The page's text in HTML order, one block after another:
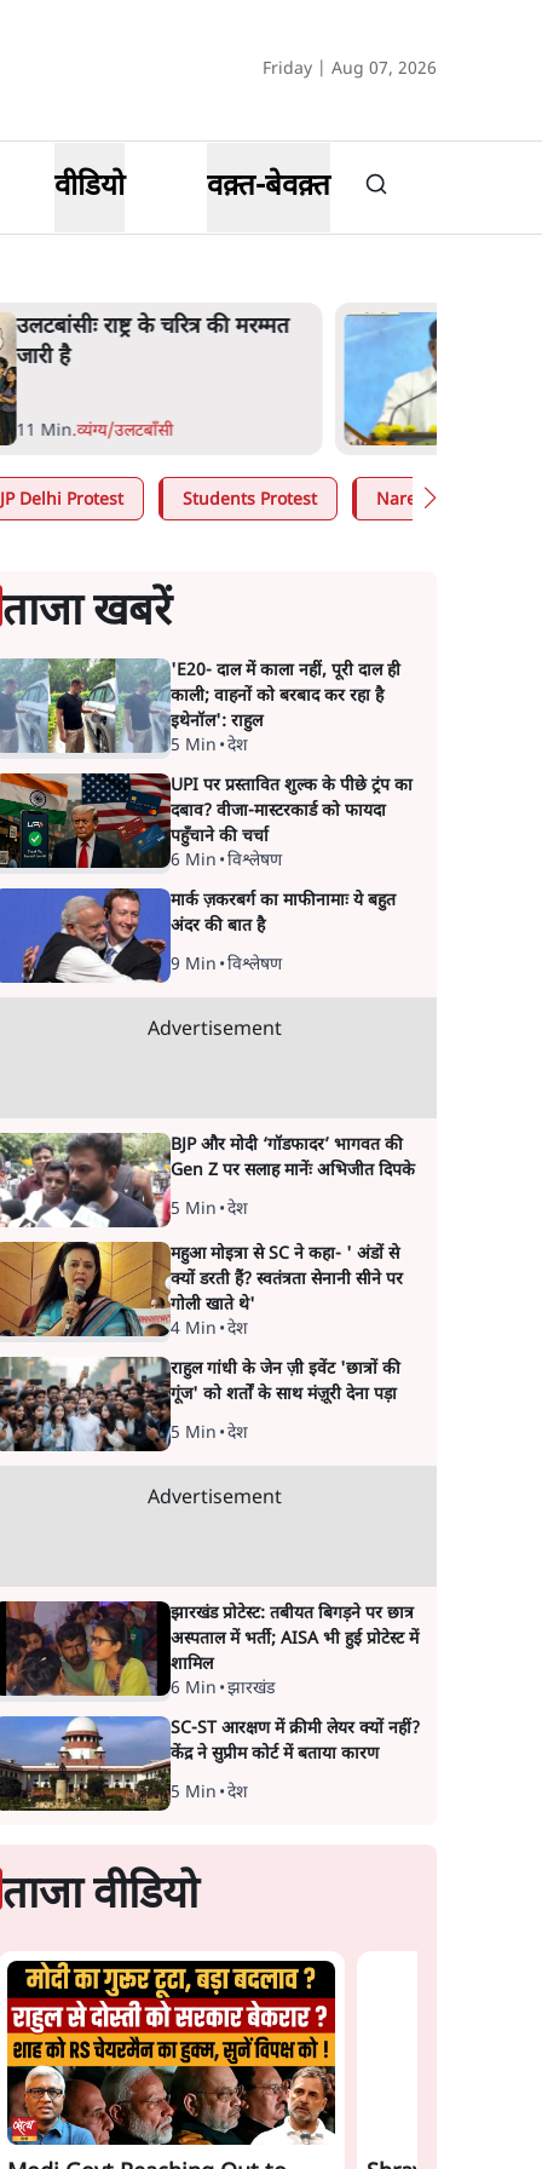
Friday | Aug 07, 2026
वीडियो वक़्त-बेवक़्त
उलटबांसीः राष्ट्र के चरित्र की मरम्मत
जारी है
11 Min.व्यंग्य/उलटबाँसी
Delhi Protest Students Protest Narendra Modi
Satya Hindi News
ताजा खबरें
'E20- दाल में काला नहीं, पूरी दाल ही
काली; वाहनों को बरबाद कर रहा है
इथेनॉल': राहुल
5 Min •देश
UPI पर प्रस्तावित शुल्क के पीछे ट्रंप का
दबाव? वीजा-मास्टरकार्ड को फायदा
पहुँचाने की चर्चा
6 Min •विश्लेषण
मार्क ज़करबर्ग का माफीनामाः ये बहुत
अंदर की बात है
9 Min •विश्लेषण
Advertisement
BJP और मोदी ‘गॉडफादर’ भागवत की
Gen Z पर सलाह मानेंः अभिजीत दिपके
5 Min •देश
महुआ मोइत्रा से SC ने कहा- ' अंडों से
क्यों डरती हैं? स्वतंत्रता सेनानी सीने पर
गोली खाते थे'
4 Min •देश
राहुल गांधी के जेन ज़ी इवेंट 'छात्रों की
गूंज' को शर्तों के साथ मंज़ूरी देना पड़ा
5 Min •देश
Advertisement
झारखंड प्रोटेस्ट: तबीयत बिगड़ने पर छात्र
अस्पताल में भर्ती; AISA भी हुई प्रोटेस्ट में
शामिल
6 Min •झारखंड
SC-ST आरक्षण में क्रीमी लेयर क्यों नहीं?
केंद्र ने सुप्रीम कोर्ट में बताया कारण
5 Min •देश
ताजा वीडियो